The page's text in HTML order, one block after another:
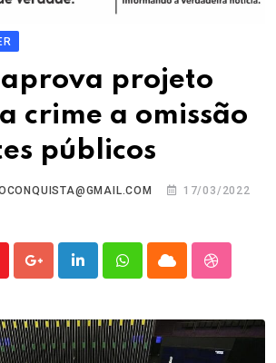
projeto
crime a omissão
públicos
17/03/2022
Google+LinkedInWhatsappCloud